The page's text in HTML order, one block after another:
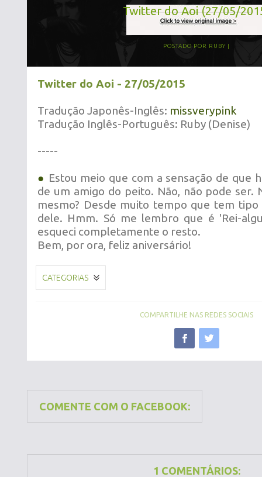
Twitter do Aoi (27/05/
POSTADO POR RUBY
Twitter do Aoi - 27/05/2015
Tradução Japonês-Inglês: missverypink
Tradução Inglês-Português: Ruby (Denise)
-----
● Estou meio que com a sensação de que
de um amigo do peito. Não, não pode ser.
mesmo? Desde muito tempo que tem
dele. Hmm. Só me lembro que é 'Rei-
esqueci completamente o resto.
Bem, por ora, feliz aniversário!
CATEGORIAS
COMPARTILHE NAS REDES SOCIAIS
COMENTE COM O FACEBOOK:
1 COMENTÁRIOS: